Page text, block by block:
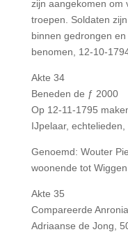
zijn aangekomen om
troepen. Soldaten
binnen gedrongen
benomen, 12-10-
Akte 34
Beneden de ƒ 2000
Op 12-11-1795
IJpelaar, echtelieden,
Genoemd: Wouter
woonende tot
Akte 35
Compareerde
Adriaanse de Jong,